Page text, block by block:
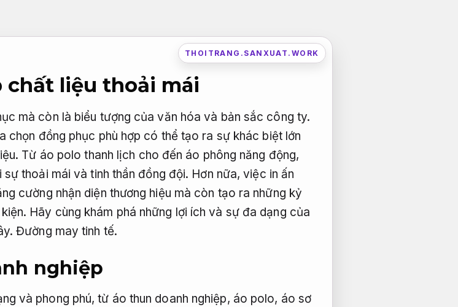
THOITRANG.SANXUAT.WORK
liệu thoải mái
mà còn là biểu tượng của văn hóa và bản sắc công ty.
chọn đồng phục phù hợp có thể tạo ra sự khác biệt lớn
Từ áo polo thanh lịch cho đến áo phông năng động,
thoải mái và tinh thần đồng đội. Hơn nữa, việc in ấn
cường nhận diện thương hiệu mà còn tạo ra những kỷ
Hãy cùng khám phá những lợi ích và sự đa dạng của
Đường may tinh tế.
nghiệp
và phong phú, từ áo thun doanh nghiệp, áo polo, áo sơ